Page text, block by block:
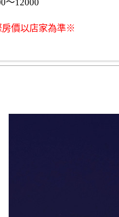
～12000
價以店家為準※